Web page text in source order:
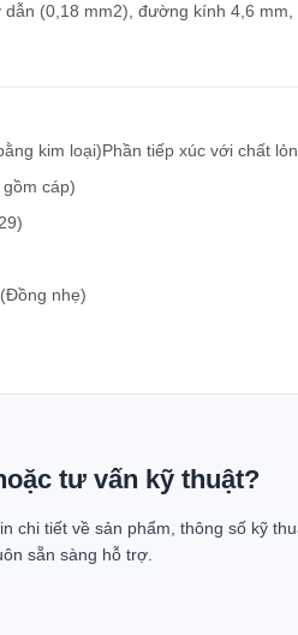
(0,18 mm2), đường kính 4,6
kim loại)Phần tiếp xúc với chất
cáp)
nhẹ)
tư vấn kỹ thuật?
chi tiết về sản phẩm, thông số kỹ
sẵn sàng hỗ trợ.